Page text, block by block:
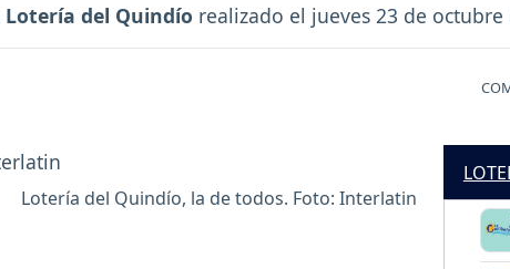
Lotería del Quindío realizado el jueves 23 de octubre
Lotería del Quindío, la de todos. Foto: Interlatin